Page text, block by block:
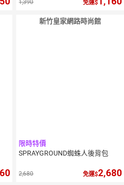
1,390 免運
新竹皇家網路時尚館
限時特價
SPRAYGROUND蜘蛛人後背包
2,680 免運 2,680